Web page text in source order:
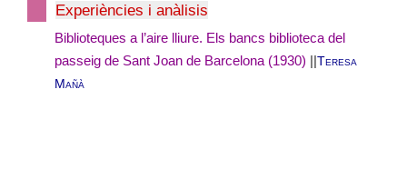
Experiències i anàlisis
Biblioteques a l’aire lliure. Els bancs biblioteca del
passeig de Sant Joan de Barcelona (1930)
Teresa
Mañà